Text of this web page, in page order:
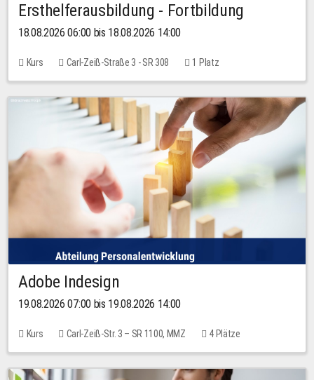
Ersthelferausbildung - Fortbildung
18.08.2026 06:00 bis 18.08.2026 14:00
Kurs Carl-Zeiß-Straße 3 - SR 308 1 Platz
Adobe Indesign
19.08.2026 07:00 bis 19.08.2026 14:00
Kurs Carl-Zeiß-Str. 3 – SR 1100, MMZ 4 Plätze